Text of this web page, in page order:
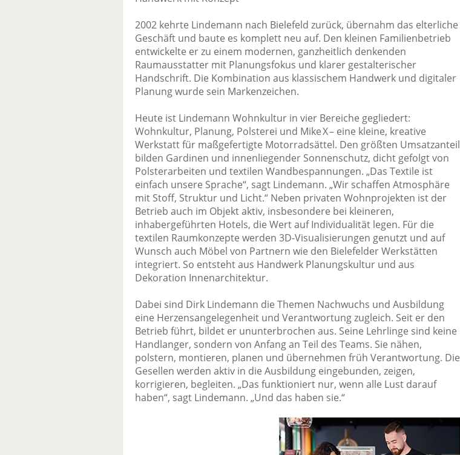
2002 kehrte Lindemann nach Bielefeld zurück, übernahm das elterliche
Geschäft und baute es komplett neu auf. Den kleinen Familienbetrieb
entwickelte er zu einem modernen, ganzheitlich denkenden
Raumausstatter mit Planungsfokus und klarer gestalterischer
Handschrift. Die Kombination aus klassischem Handwerk und digitaler
Planung wurde sein Markenzeichen.
Heute ist Lindemann Wohnkultur in vier Bereiche gegliedert:
Wohnkultur, Planung, Polsterei und Mike X – eine kleine, kreative
Werkstatt für maßgefertigte Motorradsättel. Den größten Umsatzanteil
bilden Gardinen und innenliegender Sonnenschutz, dicht gefolgt von
Polsterarbeiten und textilen Wandbespannungen. „Das Textile ist
einfach unsere Sprache“, sagt Lindemann. „Wir schaffen Atmosphäre
mit Stoff, Struktur und Licht.“ Neben privaten Wohnprojekten ist der
Betrieb auch im Objekt aktiv, insbesondere bei kleineren,
inhabergeführten Hotels, die Wert auf Individualität legen. Für die
textilen Raumkonzepte werden 3D-Visualisierungen genutzt und auf
Wunsch auch Möbel von Partnern wie den Bielefelder Werkstätten
integriert. So entsteht aus Handwerk Planungskultur und aus
Dekoration Innenarchitektur.
Dabei sind Dirk Lindemann die Themen Nachwuchs und Ausbildung
eine Herzensangelegenheit und Verantwortung zugleich. Seit er den
Betrieb führt, bildet er ununterbrochen aus. Seine Lehrlinge sind keine
Handlanger, sondern von Anfang an Teil des Teams. Sie nähen,
polstern, montieren, planen und übernehmen früh Verantwortung. Die
Gesellen werden aktiv in die Ausbildung eingebunden, zeigen,
korrigieren, begleiten. „Das funktioniert nur, wenn alle Lust darauf
haben“, sagt Lindemann. „Und das haben sie.“